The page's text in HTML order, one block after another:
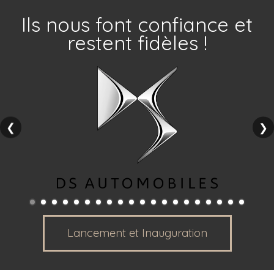
Ils nous font confiance et
restent fidèles !
❮ ❯
Lancement et Inauguration